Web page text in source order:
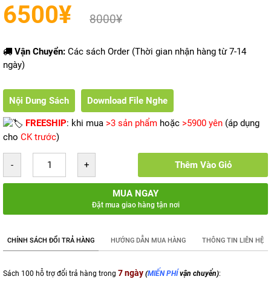
6500¥ 8000¥
Vận Chuyển: Các sách Order (Thời gian nhận hàng từ 7-14
ngày)
Nội Dung Sách Download File Nghe
FREESHIP: khi mua >3 sản phẩm hoặc >5900 yên (áp dụng
cho CK trước)
Thêm Vào Giỏ
MUA NGAY
Đặt mua giao hàng tận nơi
CHÍNH SÁCH ĐỔI TRẢ HÀNG HƯỚNG DẪN MUA HÀNG THÔNG TIN LIÊN HỆ
Sách 100 hỗ trợ đổi trả hàng trong 7 ngày (MIẾN PHÍvận chuyển):